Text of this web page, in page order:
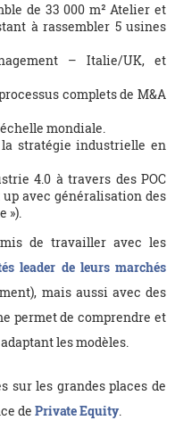
de 33 000 m² Atelier et
à rassembler 5 usines
– Italie/UK, et
complets de M&A
mondiale.
stratégie industrielle en
4.0 à travers des POC
avec généralisation des
»).
de travailler avec les
leader de leurs marchés
mais aussi avec des
permet de comprendre et
les modèles.
sur les grandes places de
de Private Equity.